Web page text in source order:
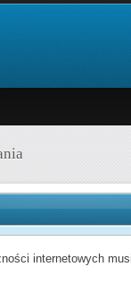
internetowych